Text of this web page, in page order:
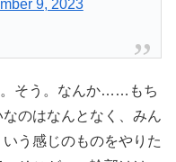
9, 2023
。そう。なんか……もち
のはなんとなく、みん
う感じのものをやりた